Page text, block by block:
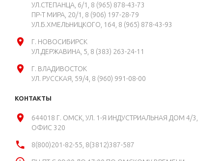
УЛ.СТЕПАНЦА, 6/1
8 (965) 878-43-73
ПР-Т МИРА, 20/1
8 (906) 197-28-79
УЛ.Б.ХМЕЛЬНИЦКОГО, 164 8 (965) 878-43-93
Г. НОВОСИБИРСК
УЛ.ДЕРЖАВИНА, 5 8 (383) 263-24-11
Г. ВЛАДИВОСТОК
УЛ. РУССКАЯ, 59/4 8 (960) 991-08-00
КОНТАКТЫ
644018 Г. ОМСК, УЛ. 1-Я ИНДУСТРИАЛЬНАЯ ДОМ 4/3,
ОФИС 320
8(800)201-82-55, 8(3812)387-587